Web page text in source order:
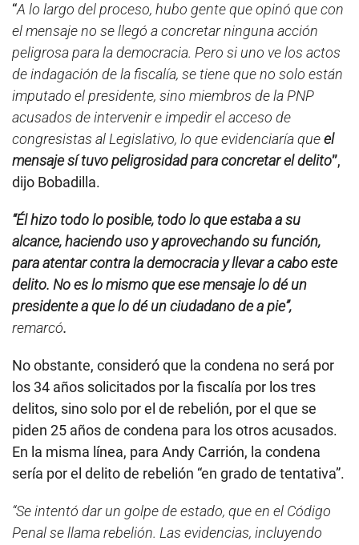
“A lo largo del proceso, hubo gente que opinó que con
el mensaje no se llegó a concretar ninguna acción
peligrosa para la democracia. Pero si uno ve los actos
de indagación de la fiscalía, se tiene que no solo están
imputado el presidente, sino miembros de la PNP
acusados de intervenir e impedir el acceso de
congresistas al Legislativo, lo que evidenciaría queel
mensaje sí tuvo peligrosidad para concretar el delito”,
dijo Bobadilla.
“Él hizo todo lo posible, todo lo que estaba a su
alcance, haciendo uso y aprovechando su función,
para atentar contra la democracia y llevar a cabo este
delito. No es lo mismo que ese mensaje lo dé un
presidente a que lo dé un ciudadano de a pie”,
remarcó.
No obstante, consideró que la condena no será por
los 34 años solicitados por la fiscalía por los tres
delitos, sino solo por el de rebelión, por el que se
piden 25 años de condena para los otros acusados.
En la misma línea, para Andy Carrión, la condena
sería por el delito de rebelión “en grado de tentativa”.
“Se intentó dar un golpe de estado, que en el Código
Penal se llama rebelión. Las evidencias, incluyendo